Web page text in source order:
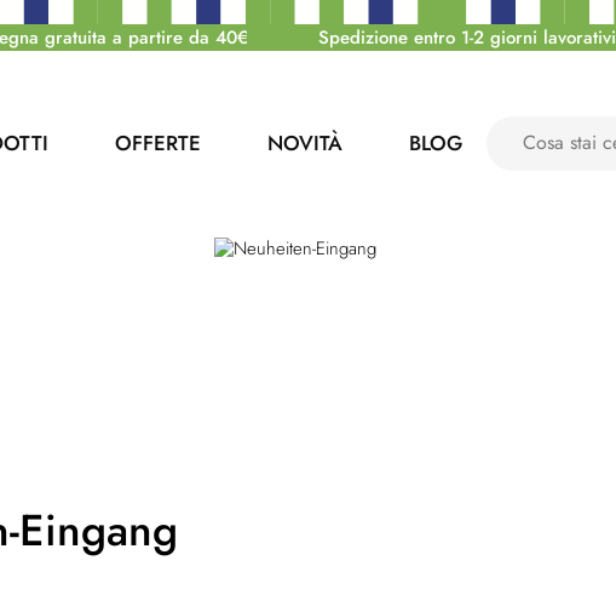
gratuita a partire da 40€ Spedizione entro 1-2 giorni lavorativi
OFFERTE NOVITÀ BLOG
Eingang